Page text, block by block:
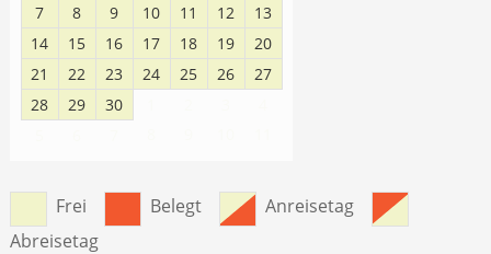
7
8 9 10 11 12
13
14
15 16 17 18 19
20
21
22 23 24 25 26
27
28
29 30
Frei Belegt
Anreisetag
Abreisetag